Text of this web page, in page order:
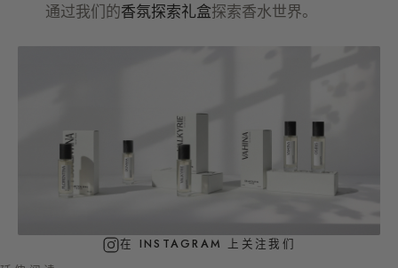
通过我们的香氛探索礼盒探索香水世界。
在 INSTAGRAM 上关注我们